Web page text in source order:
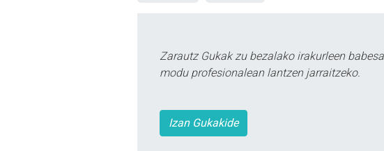
Zarautz Gukak zu bezalako irakurleen
modu profesionalean lantzen jarraitzeko.
Izan Gukakide